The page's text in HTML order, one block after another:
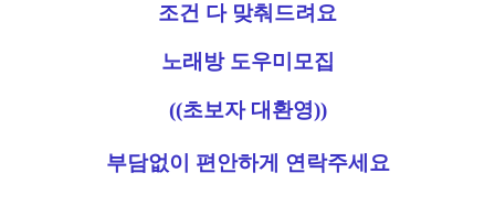
조건 다 맞춰드려요
노래방 도우미모집
((초보자 대환영))
부담없이 편안하게 연락주세요